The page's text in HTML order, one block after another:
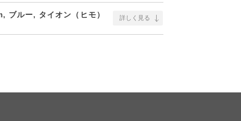
ブルー, タイオン（ヒモ）
詳しく見る